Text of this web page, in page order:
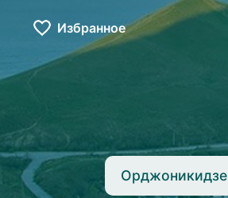
Избранное
Орджоникидзе